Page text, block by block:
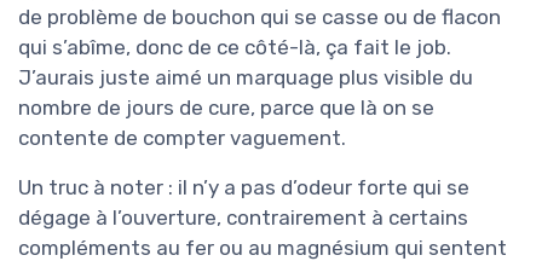
de problème de bouchon qui se casse ou de flacon
qui s’abîme, donc de ce côté-là, ça fait le job.
J’aurais juste aimé un marquage plus visible du
nombre de jours de cure, parce que là on se
contente de compter vaguement.
Un truc à noter : il n’y a pas d’odeur forte qui se
dégage à l’ouverture, contrairement à certains
compléments au fer ou au magnésium qui sentent